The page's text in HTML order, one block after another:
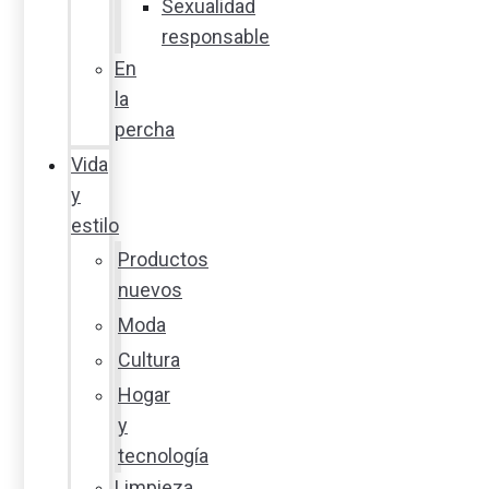
Sexualidad
responsable
En
la
percha
Vida
y
estilo
Productos
nuevos
Moda
Cultura
Hogar
y
tecnología